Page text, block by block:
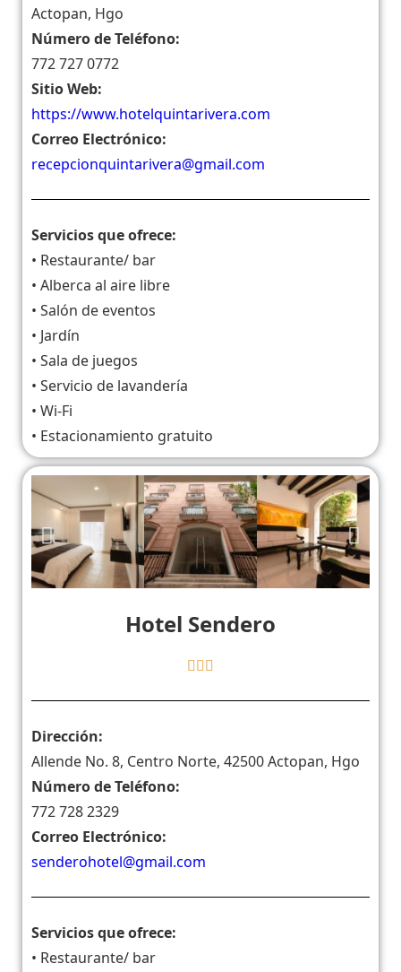
Actopan, Hgo
Número de Teléfono:
772 727 0772
Sitio Web:
https://www.hotelquintarivera.com
Correo Electrónico:
recepcionquintarivera@gmail.com
Servicios que ofrece:
• Restaurante/ bar
• Alberca al aire libre
• Salón de eventos
• Jardín
• Sala de juegos
• Servicio de lavandería
• Wi-Fi
• Estacionamiento gratuito
Hotel Sendero
Dirección:
Allende No. 8, Centro Norte, 42500 Actopan, Hgo
Número de Teléfono:
772 728 2329
Correo Electrónico:
senderohotel@gmail.com
Servicios que ofrece:
• Restaurante/ bar